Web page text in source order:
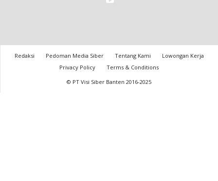
Redaksi Pedoman Media Siber Tentang Kami
Lowongan Kerja
Privacy Policy
Terms & Conditions
© PT Visi Siber Banten 2016-2025